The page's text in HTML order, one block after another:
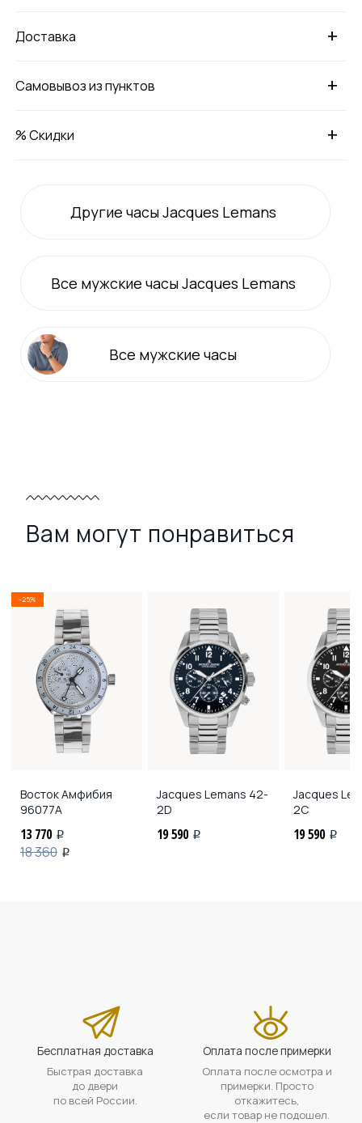
+
Доставка
+
Самовывоз из пунктов
+
% Скидки
Другие часы Jacques Lemans
Все мужские часы Jacques Lemans
Все мужские часы
Вам могут понравиться
-25%
Восток Амфибия
96077А
13 770 i
18 360 i
Jacques Lemans 42-
2D
19 590 i
Jacques
2C
19 590 i
Бесплатная доставка
Быстрая доставка
до двери
по всей России.
Оплата после примерки
Оплата после осмотра и
примерки. Просто
откажитесь,
если товар не подошел.